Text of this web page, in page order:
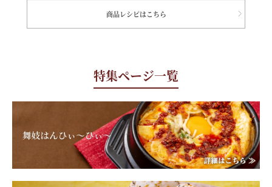
商品レシピはこちら
特集ページ一覧